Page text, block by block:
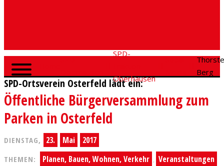
SPD-
Oberhausen
Berg
SPD-Ortsverein Osterfeld lädt ein:
Öffentliche Bürgerversammlung zum
Parken in Osterfeld
DIENSTAG, 23. Mai 2017
THEMEN: Planen, Bauen, Wohnen, Verkehr , Veranstaltungen